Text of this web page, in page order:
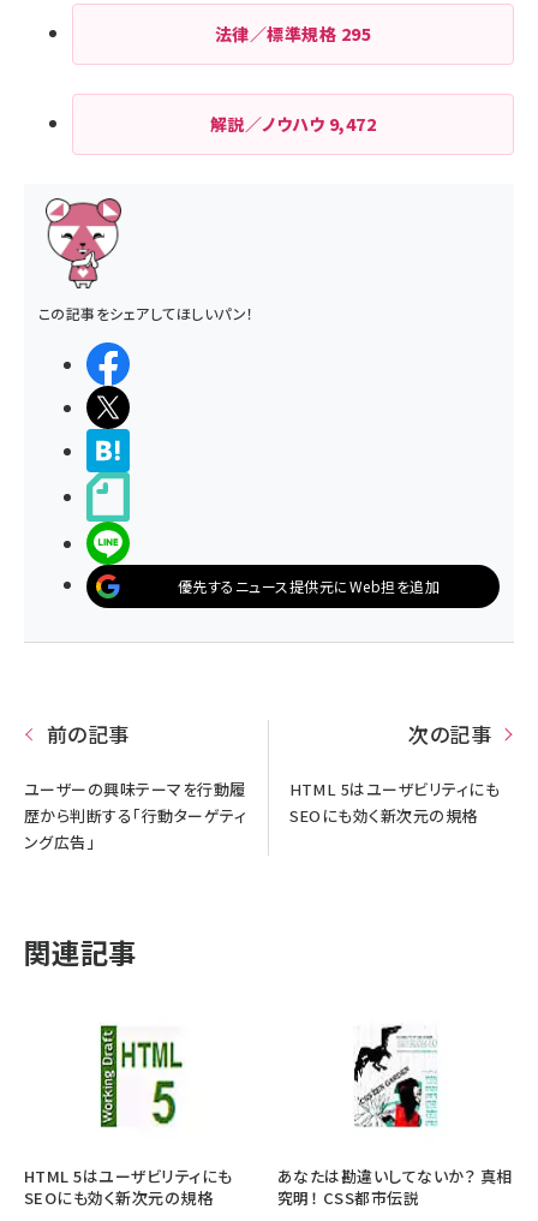
法律／標準規格 295
解説／ノウハウ 9,472
この記事をシェアしてほしいパン！
優先するニュース提供元にWeb担を追加
前の記事
ユーザーの興味テーマを行動履
歴から判断する「行動ターゲティ
ング広告」
次の記事
HTML 5はユーザビリティにも
SEOにも効く新次元の規格
関連記事
HTML 5はユーザビリティにも
SEOにも効く新次元の規格
あなたは勘違いしてないか？ 真相
究明！ CSS都市伝説